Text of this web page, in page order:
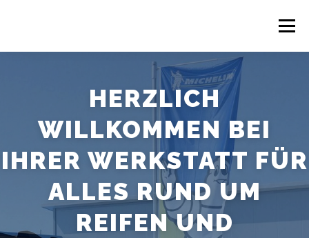
Menü
REIFEN & FELGEN AUTOSERVICE
TERMIN VEREINBAREN KONTAKT
HERZLICH
WILLKOMMEN BEI
IHRER WERKSTATT FÜR
ALLES RUND UM
REIFEN UND